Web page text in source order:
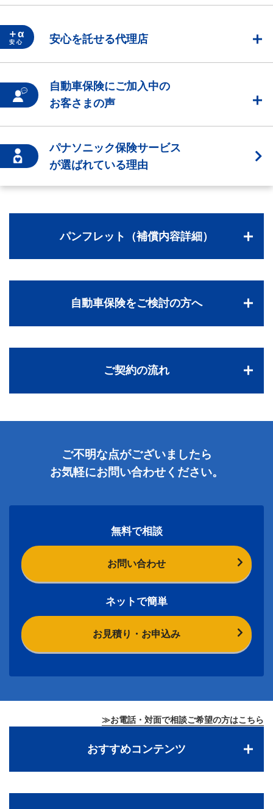
＋α
安 心 安心を託せる代理店
自動車保険にご加入中の
お客さまの声
パナソニック保険サービス
が選ばれている理由
パンフレット（補償内容詳細）
自動車保険をご検討の方へ
ご契約の流れ
無料で相談
お問い合わせ
ネットで簡単
お見積り・お申込み
ご不明な点がございましたら
お気軽にお問い合わせください。
≫お電話・対面で相談ご希望の方はこちら
おすすめコンテンツ